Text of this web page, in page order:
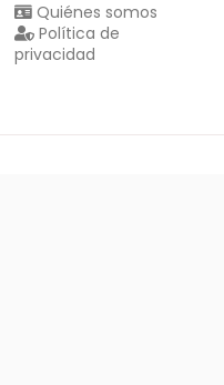
Quiénes somos
Política de
privacidad